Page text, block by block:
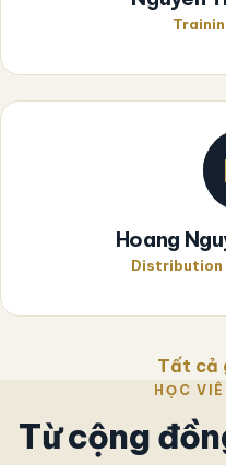
Hoang
Tất cả
HỌC
Từ cộng